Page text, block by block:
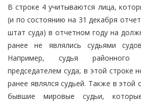
В строке 4 учитываются лица,
(и по состоянию на 31 декабря
штат суда) в отчетном году на
ранее не являлись судьями
Например, судья районного
председателем суда, в этой строке
ранее являлся судьей. Также в этой
бывшие мировые судьи,